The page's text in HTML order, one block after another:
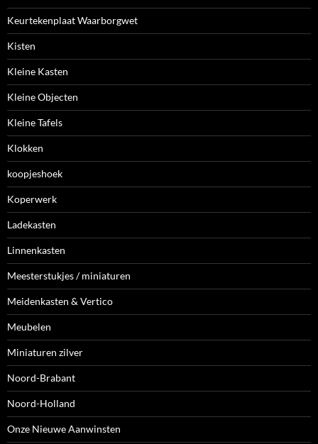
Keurtekenplaat Waarborgwet
Kisten
Kleine Kasten
Kleine Objecten
Kleine Tafels
Klokken
koopjeshoek
Koperwerk
Ladekasten
Linnenkasten
Meesterstukjes / miniaturen
Meidenkasten & Vertico
Meubelen
Miniaturen zilver
Noord-Brabant
Noord-Holland
Onze Nieuwe Aanwinsten